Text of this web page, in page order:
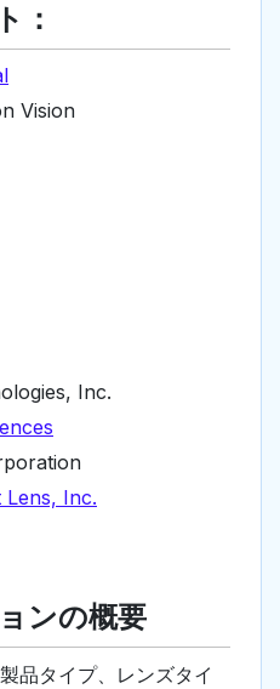
：
Vision
Inc.
Lens, Inc.
ンの概要
品タイプ、レンズタイ